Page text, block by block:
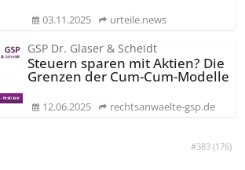
#383 (176)
03.11.2025 urteile.news
GSP Dr. Glaser & Scheidt
Steuern sparen mit Aktien? Die
Grenzen der Cum-Cum-Modelle
12.06.2025 rechtsanwaelte-gsp.de